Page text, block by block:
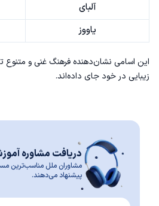
آلبای
یاووز
این اسامی نشان‌دهنده فرهنگ غنی و
زیبایی در خود جای داده‌اند.
دریافت مشاوره
مشاوران ملل مناسب‌ترین
پیشنهاد می‌دهند.